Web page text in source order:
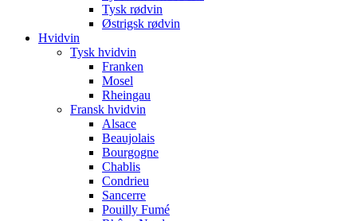
Tysk rødvin
Østrigsk rødvin
Hvidvin
Tysk hvidvin
Franken
Mosel
Rheingau
Fransk hvidvin
Alsace
Beaujolais
Bourgogne
Chablis
Condrieu
Sancerre
Pouilly Fumé